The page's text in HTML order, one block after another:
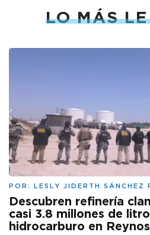
LO MÁS
POR: LESLY JIDERTH SÁNCHEZ
Descubren refinería
casi 3.8 millones de
hidrocarburo en